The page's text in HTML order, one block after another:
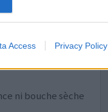
Access Privacy Policy
ni bouche sèche